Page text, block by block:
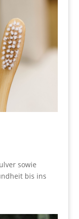
sowie
bis ins